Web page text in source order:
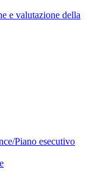
e valutazione della
Piano esecutivo